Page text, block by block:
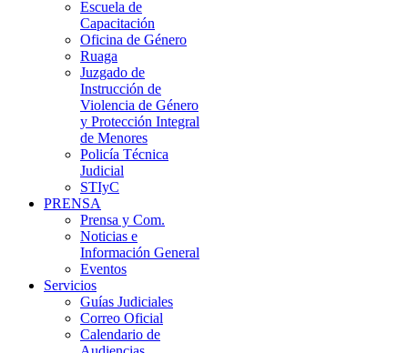
Escuela de
Capacitación
Oficina de Género
Ruaga
Juzgado de
Instrucción de
Violencia de Género
y Protección Integral
de Menores
Policía Técnica
Judicial
STIyC
PRENSA
Prensa y Com.
Noticias e
Información General
Eventos
Servicios
Guías Judiciales
Correo Oficial
Calendario de